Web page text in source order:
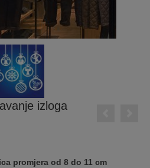
izloga
promjera od 8 do 11 cm